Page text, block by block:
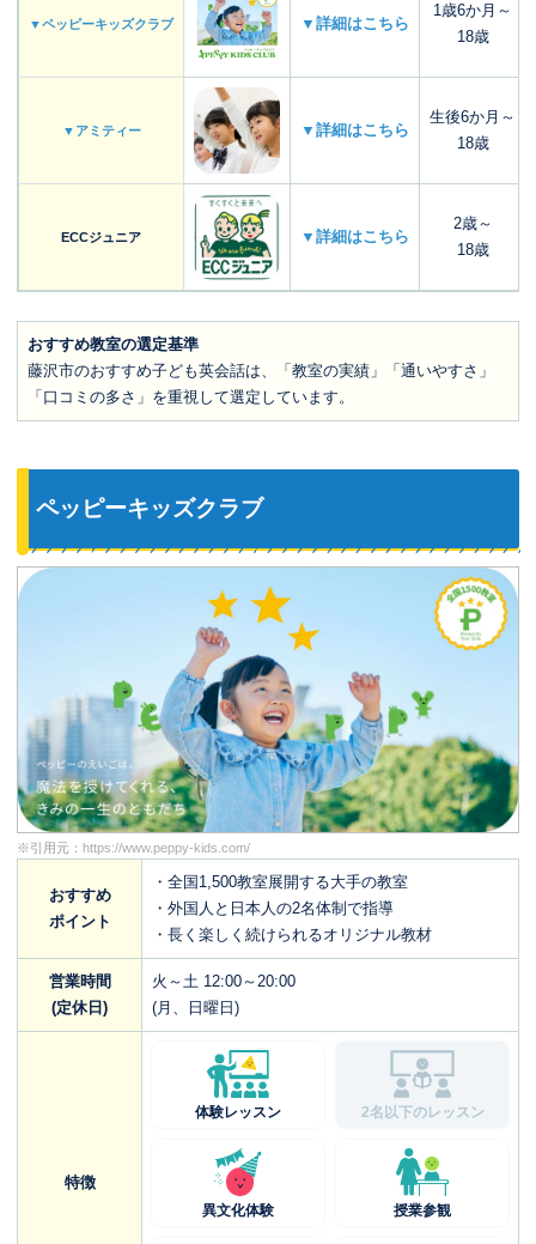
▼ペッピーキッズクラブ ▼詳細はこちら
1歳6か月～
18歳
▼アミティー ▼詳細はこちら
生後6か月～
18歳
ECCジュニア ▼詳細はこちら
2歳～
18歳
おすすめ教室の選定基準
藤沢市のおすすめ子ども英会話は、「教室の実績」「通いやすさ」
「口コミの多さ」を重視して選定しています。
ペッピーキッズクラブ
※引用元： https://www.peppy-kids.com/
おすすめ
ポイント
・全国1,500教室展開する大手の教室
・外国人と日本人の2名体制で指導
・長く楽しく続けられるオリジナル教材
営業時間
(定休日)
火～土 12:00～20:00
(月、日曜日)
特徴
体験レッスン 2名以下のレッスン
異文化体験 授業参観